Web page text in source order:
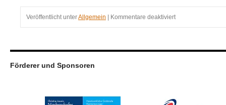
Veröffentlicht unterAllgemein Kommentare deaktiviertfür
von
Förderer und Sponsoren